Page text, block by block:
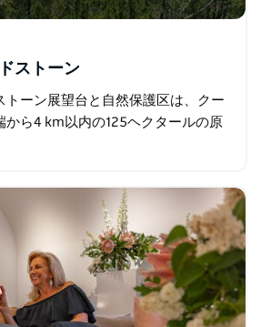
ストーン
トーン展望台と自然保護区は、クー
から4 km以内の125ヘクタールの原